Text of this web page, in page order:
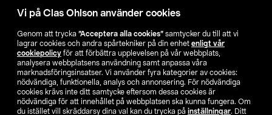
Vi på Clas Ohlson använder cookies
Genom att trycka ”Acceptera alla cookies” samtycker du till att vi
lagrar cookies och andra spårtekniker på din enhet enligt vår
cookiepolicy för att förbättra upplevelsen på vår webbplats,
analysera webbplatsens användning samt anpassa våra
marknadsföringsinsatser. Vi använder fyra kategorier av cookies:
nödvändiga, funktionella, analys och annonsering. För nödvändiga
cookies krävs inte ditt samtycke eftersom dessa cookies är
nödvändiga för att innehållet på webbplatsen ska kunna fungera. Om
du istället vill skräddarsy dina val kan du trycka på inställningar. Ditt
Hitta butik
SE NO FI